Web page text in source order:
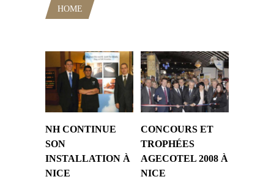
HOME
NH CONTINUE
SON
INSTALLATION À
NICE
CONCOURS ET
TROPHÉES
AGECOTEL 2008 À
NICE